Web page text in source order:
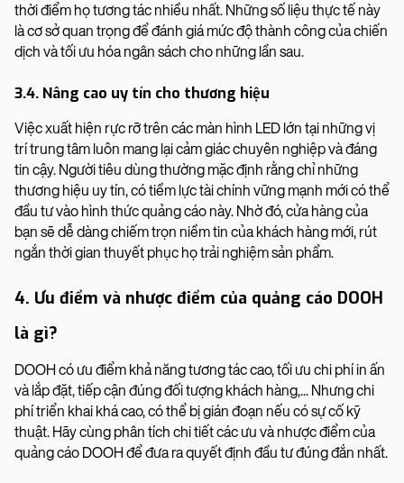
thời điểm họ tương tác nhiều nhất. Những số liệu thực tế này
là cơ sở quan trọng để đánh giá mức độ thành công của chiến
dịch và tối ưu hóa ngân sách cho những lần sau.
3.4. Nâng cao uy tín cho thương hiệu
Việc xuất hiện rực rỡ trên các màn hình LED lớn tại những vị
trí trung tâm luôn mang lại cảm giác chuyên nghiệp và đáng
tin cậy. Người tiêu dùng thường mặc định rằng chỉ những
thương hiệu uy tín, có tiềm lực tài chính vững mạnh mới có thể
đầu tư vào hình thức quảng cáo này. Nhờ đó, cửa hàng của
bạn sẽ dễ dàng chiếm trọn niềm tin của khách hàng mới, rút
ngắn thời gian thuyết phục họ trải nghiệm sản phẩm.
4. Ưu điểm và nhược điểm của quảng cáo DOOH
là gì?
DOOH có ưu điểm khả năng tương tác cao, tối ưu chi phí in ấn
và lắp đặt, tiếp cận đúng đối tượng khách hàng,... Nhưng chi
phí triển khai khá cao, có thể bị gián đoạn nếu có sự cố kỹ
thuật. Hãy cùng phân tích chi tiết các ưu và nhược điểm của
quảng cáo DOOH để đưa ra quyết định đầu tư đúng đắn nhất.